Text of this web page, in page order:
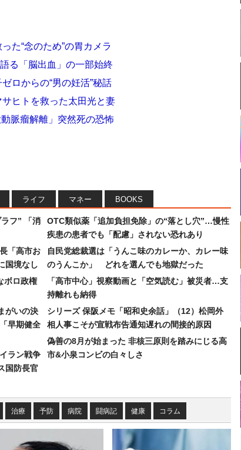
た“念のため”の胃カメラ
る「脳出血」の一部始終
ロからの“男の妊活”秘話
ヒトを救った太田光と妻
脈瘤解離」突然死の恐怖
ライフ マネー BOOKS
フ” 「消
「高市お
国境なし
ボロ政権
がいの決
早期健全
ラン戦争
国防長官
OTC類似薬「追加負担免除」の“落とし穴”…慢性
疾患の患者でも「配慮」されない恐れあり
自民党総裁選は「うんこ味のカレーか、カレー味
のうんこか」 どれを選んでも地獄だった
「高市中心」視察動画と「空気読む」被災者…支
持離れも納得
シリーズ 保阪メモ「昭和史余話」（12）松岡外
相人事こそが宣戦布告通知遅れの間接的原因
偽善の8月が始まった 非核三原則を踏みにじる高
市&小泉コンビの白々しさ
治療 予防 病院 闘病記 健康 コラム